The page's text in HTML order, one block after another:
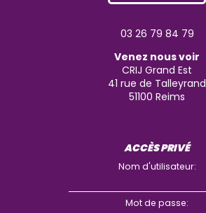
03 26 79 84 79
Venez nous voir
CRIJ Grand Est
41 rue de Talleyrand
51100 Reims
ACCÈS PRIVÉ
Nom d'utilisateur:
Mot de passe: